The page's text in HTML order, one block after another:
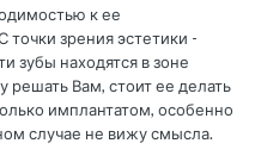
к ее
зрения эстетики -
зубы находятся в зоне
решать Вам, стоит ее делать
имплантатом, особенно
случае не вижу смысла.